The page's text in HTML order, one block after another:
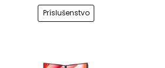
Príslušenstvo